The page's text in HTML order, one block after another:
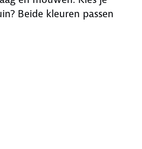
Beide kleuren passen
korte mouwen is
wereldwijd erkende
Werken,
in de tuin - alles